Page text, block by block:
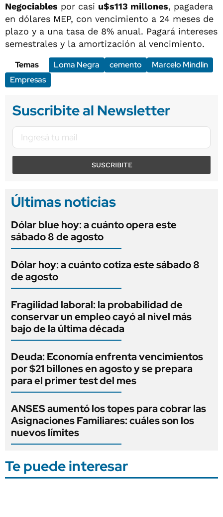
Negociables por casi u$s113 millones, pagadera
en dólares MEP, con vencimiento a 24 meses de
plazo y a una tasa de 8% anual. Pagará intereses
semestrales y la amortización al vencimiento.
Temas
Loma Negra cemento
Marcelo Mindlin
Empresas
Suscribite al Newsletter
SUSCRIBITE
Últimas noticias
Dólar blue hoy: a cuánto opera este
sábado 8 de agosto
Dólar hoy: a cuánto cotiza este sábado 8
de agosto
Fragilidad laboral: la probabilidad de
conservar un empleo cayó al nivel más
bajo de la última década
Deuda: Economía enfrenta vencimientos
por $21 billones en agosto y se prepara
para el primer test del mes
ANSES aumentó los topes para cobrar las
Asignaciones Familiares: cuáles son los
nuevos límites
Te puede interesar